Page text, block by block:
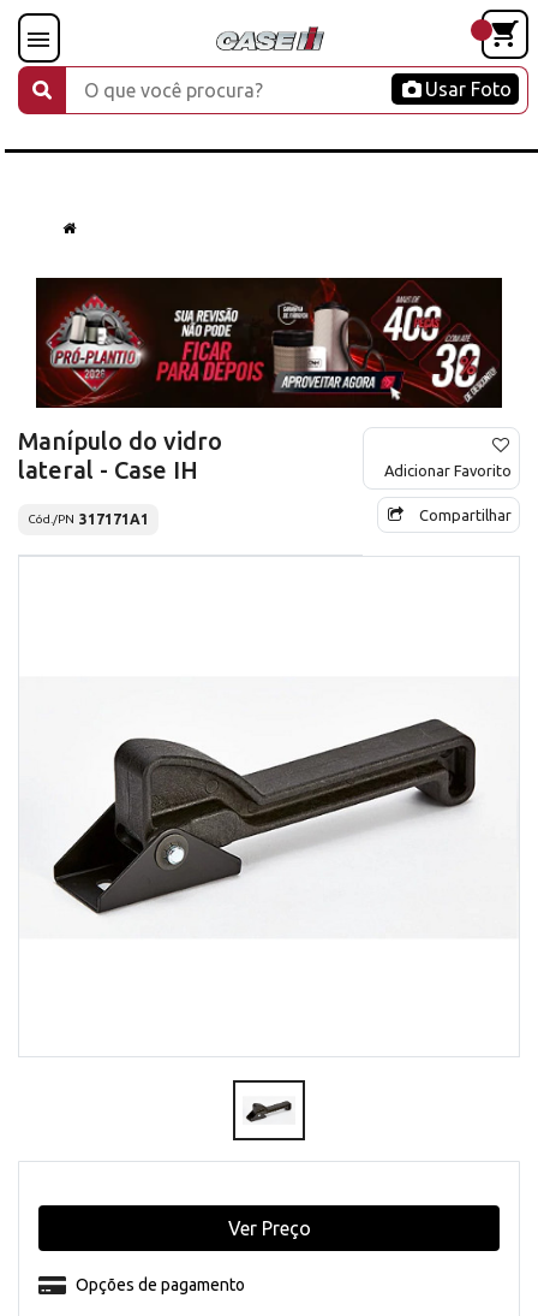
Usar Foto
Manípulo do vidro
lateral - Case IH
Cód./PN 317171A1
Adicionar Favorito
Compartilhar
Opções de pagamento
Ver Preço